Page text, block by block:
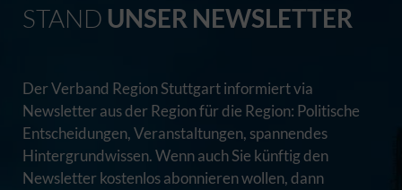
STAND UNSER NEWSLETTER
Der Verband Region Stuttgart informiert via
Newsletter aus der Region für die Region: Politische
Entscheidungen, Veranstaltungen, spannendes
Hintergrundwissen. Wenn auch Sie künftig den
Newsletter kostenlos abonnieren wollen, dann